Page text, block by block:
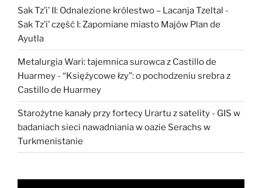
Sak Tz’i’ II: Odnalezione królestwo – Lacanja Tzeltal -
Sak Tz’i’ część I: Zapomiane miasto Majów Plan de
Ayutla
Metalurgia Wari: tajemnica surowca z Castillo de
Huarmey - “Księżycowe łzy”: o pochodzeniu srebra z
Castillo de Huarmey
Starożytne kanały przy fortecy Urartu z satelity - GIS w
badaniach sieci nawadniania w oazie Serachs w
Turkmenistanie